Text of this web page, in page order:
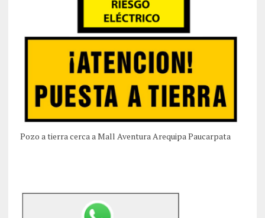
Pozo a tierra cerca a Mall Aventura Arequipa Paucarpata